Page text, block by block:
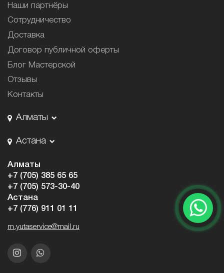
Наши партнёры
Сотрудничество
Доставка
Договор публичной оферты
Блог Мастерской
Отзывы
Контакты
Алматы
Астана
Алматы
+7 (705) 385 65 65
+7 (705) 573-30-40
Астана
+7 (776) 911 01 11
m.yutaservice@mail.ru